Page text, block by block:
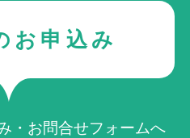
お申込み
・お問合せフォームへ